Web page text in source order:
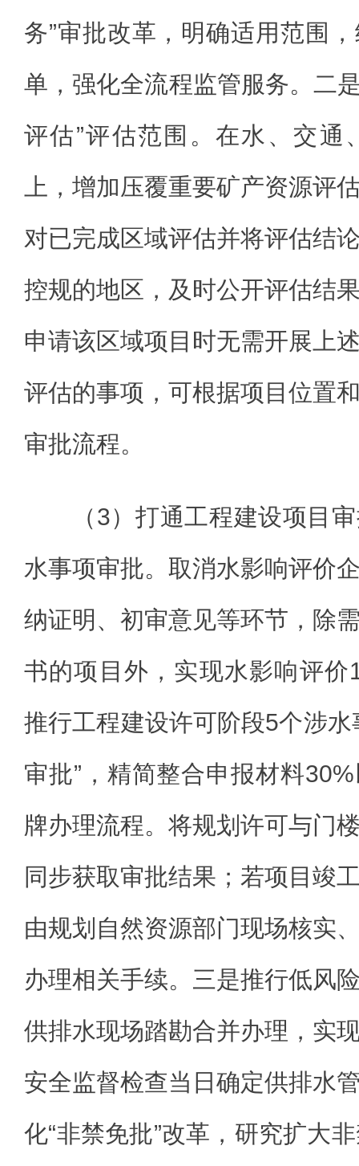
务”审批改革，明确适用范围
单，强化全流程监管服务。二
评估”评估范围。在水、交通
上，增加压覆重要矿产资源评
对已完成区域评估并将评估结
控规的地区，及时公开评估结
申请该区域项目时无需开展上
评估的事项，可根据项目位置
审批流程。
（3）打通工程建设项目
水事项审批。取消水影响评价
纳证明、初审意见等环节，除
书的项目外，实现水影响评
推行工程建设许可阶段5个涉水
审批”，精简整合申报材料
牌办理流程。将规划许可与门
同步获取审批结果；若项目竣
由规划自然资源部门现场核实
办理相关手续。三是推行低风
供排水现场踏勘合并办理，实
安全监督检查当日确定供排水
化“非禁免批”改革，研究扩大